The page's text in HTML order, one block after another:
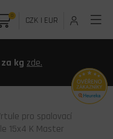
0 CZK| EUR
za kg zde.
pro spalovací
15x4 K Master